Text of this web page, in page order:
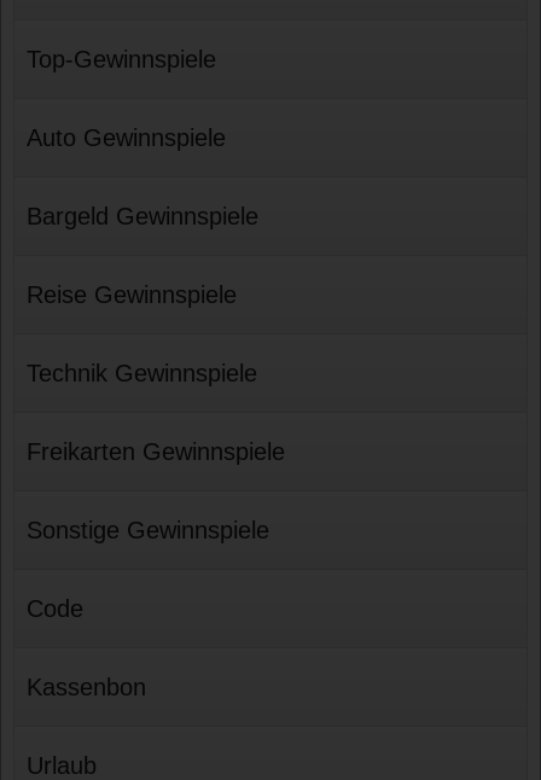
Top-Gewinnspiele
Auto Gewinnspiele
Bargeld Gewinnspiele
Reise Gewinnspiele
Technik Gewinnspiele
Freikarten Gewinnspiele
Sonstige Gewinnspiele
Code
Kassenbon
Urlaub